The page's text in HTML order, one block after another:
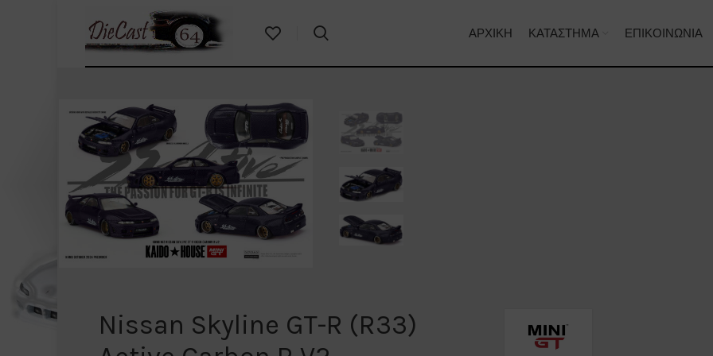
ΑΡΧΙΚΉ ΚΑΤΆΣΤΗΜΑ ΕΠΙΚΟΙΝΩΝΊΑ
Nissan Skyline GT-R (R33)